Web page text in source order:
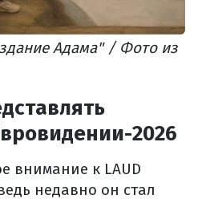
Адама" / Фото из
2026
внимание к LAUD
недавно он стал